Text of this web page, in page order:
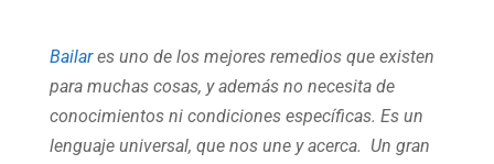
Bailares uno de los mejores remedios que existen
para muchas cosas, y además no necesita de
conocimientos ni condiciones específicas. Es un
lenguaje universal, que nos une y acerca. Un gran